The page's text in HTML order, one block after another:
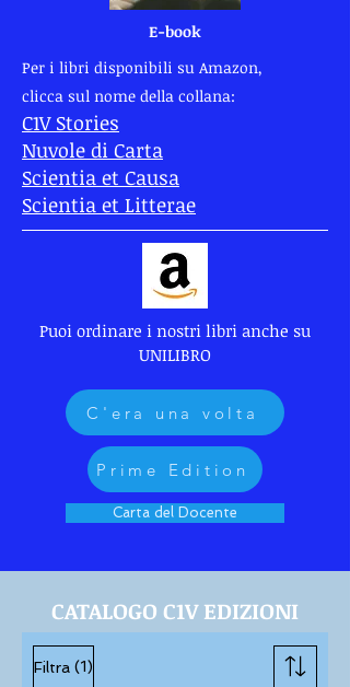
E-book
Per i libri disponibili su Amazon,
clicca sul nome della collana:
C1V Stories
Nuvole di Carta
Scientia et Causa
Scientia et Litterae
Puoi ordinare i nostri libri anche su
UNILIBRO
C'era una volta
Prime Edition
Carta del Docente
CATALOGO C1V EDIZIONI
Filtra (1)